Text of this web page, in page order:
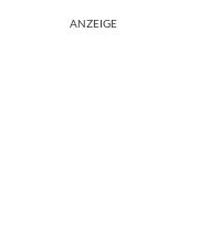
ANZEIGE